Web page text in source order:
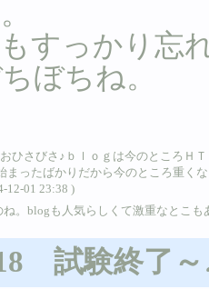
すっかり忘
ぼちね。
ひさびさ♪ｂｌｏｇは今のところＨ
まったばかりだから今のところ重く
12-01 23:38 )
ね。blogも人気らしくて激重なとこ
試験終了～